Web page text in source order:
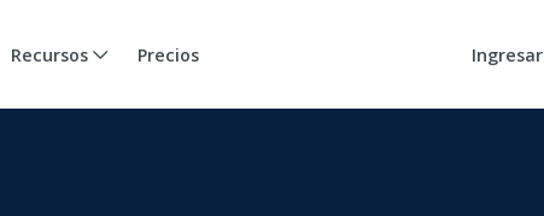
Recursos Precios Ingresar